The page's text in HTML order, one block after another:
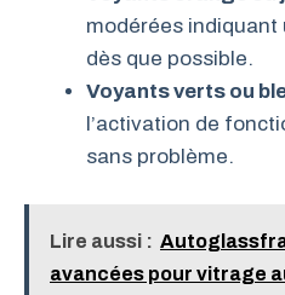
modérées indiquant
dès que possible.
Voyants verts ou
l’activation de
sans problème.
Lire aussi :
avancées pour vitrage